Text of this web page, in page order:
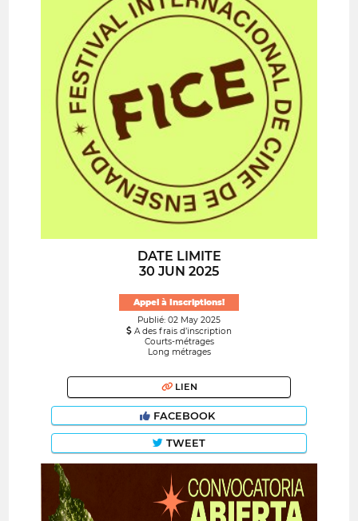
DATE LIMITE
30 JUN 2025
Appel à Inscriptions!
Publié: 02 May 2025
A des frais d’inscription
Courts-métrages
Long métrages
LIEN
FACEBOOK
TWEET